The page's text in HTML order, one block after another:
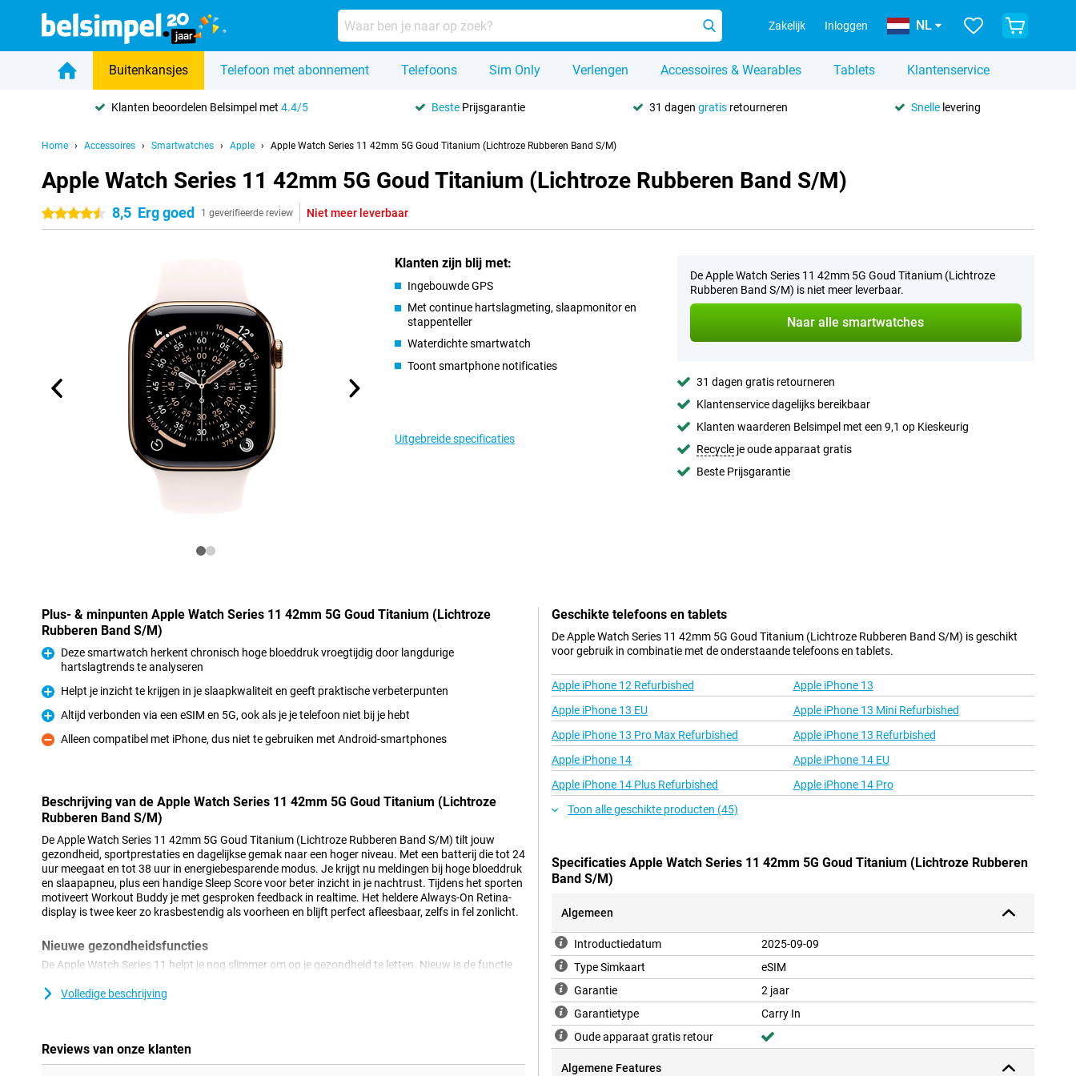
Zakelijk Inloggen NL
Buitenkansjes Telefoon met abonnement Telefoons Sim Only Verlengen Accessoires & Wearables Tablets Klantenservice
Klanten beoordelen Belsimpel met4.4/5 Beste Prijsgarantie 31 dagen gratisretourneren Snellelevering
Home Accessoires Smartwatches Apple Apple Watch Series 11 42mm 5G Goud Titanium (Lichtroze Rubberen Band S/M)
Apple Watch Series 11 42mm 5G Goud Titanium (Lichtroze Rubberen Band S/M)
4.5 sterren
8,5 Erg goed 1 geverifieerde review Niet meer leverbaar
Klanten zijn blij met:
Ingebouwde GPS
Met continue hartslagmeting, slaapmonitor en
stappenteller
Waterdichte smartwatch
Toont smartphone notificaties
Uitgebreide specificaties
De Apple Watch Series 11 42mm 5G Goud Titanium (Lichtroze
Rubberen Band S/M) is niet meer leverbaar.
Naar alle smartwatches
31 dagen gratis retourneren
Klantenservice dagelijks bereikbaar
Klanten waarderen Belsimpel met een 9,1 op Kieskeurig
Recycleje oude apparaat gratis
Beste Prijsgarantie
Plus- & minpunten Apple Watch Series 11 42mm 5G Goud Titanium (Lichtroze
Rubberen Band S/M)
Pluspunt
Deze smartwatch herkent chronisch hoge bloeddruk vroegtijdig door langdurige
hartslagtrends te analyseren
Pluspunt
Helpt je inzicht te krijgen in je slaapkwaliteit en geeft praktische verbeterpunten
Pluspunt
Altijd verbonden via een eSIM en 5G, ook als je je telefoon niet bij je hebt
Minpunt
Alleen compatibel met iPhone, dus niet te gebruiken met Android-smartphones
Beschrijving van de Apple Watch Series 11 42mm 5G Goud Titanium (Lichtroze
Rubberen Band S/M)
De Apple Watch Series 11 42mm 5G Goud Titanium (Lichtroze Rubberen Band S/M) tilt jouw
gezondheid, sportprestaties en dagelijkse gemak naar een hoger niveau. Met een batterij die tot 24
uur meegaat en tot 38 uur in energiebesparende modus. Je krijgt nu meldingen bij hoge bloeddruk
en slaapapneu, plus een handige Sleep Score voor beter inzicht in je nachtrust. Tijdens het sporten
motiveert Workout Buddy je met gesproken feedback in realtime. Het heldere Always-On Retina-
display is twee keer zo krasbestendig als voorheen en blijft perfect afleesbaar, zelfs in fel zonlicht.
Nieuwe gezondheidsfuncties
De Apple Watch Series 11 helpt je nog slimmer om op je gezondheid te letten. Nieuw is de functie
je bloedvaten reageren op je hartslag over een periode van 30 dagen. Met de Vitals-app op de
hoogte van je algehele gezondheid, zonder dat je daar iets voor hoeft te doen.
Volledige beschrijving
Reviews van onze klanten
Geschikte telefoons en tablets
De Apple Watch Series 11 42mm 5G Goud Titanium (Lichtroze Rubberen Band S/M) is geschikt
voor gebruik in combinatie met de onderstaande telefoons en tablets.
Apple iPhone 12 Refurbished
Apple iPhone 13
Apple iPhone 13 EU
Apple iPhone 13 Mini Refurbished
Apple iPhone 13 Pro Max Refurbished
Apple iPhone 13 Refurbished
Apple iPhone 14
Apple iPhone 14 EU
Apple iPhone 14 Plus Refurbished
Apple iPhone 14 Pro
Toon alle geschikte producten (45)
Specificaties Apple Watch Series 11 42mm 5G Goud Titanium (Lichtroze Rubberen
Band S/M)
Algemeen
Introductiedatum
2025-09-09
Type Simkaart
eSIM
Garantie
2 jaar
Garantietype
Carry In
Oude apparaat gratis retour
Algemene Features